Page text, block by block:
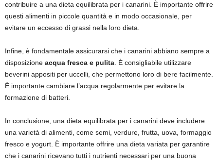
contribuire a una dieta equilibrata per i canarini. È importante offrire
questi alimenti in piccole quantità e in modo occasionale, per
evitare un eccesso di grassi nella loro dieta.
Infine, è fondamentale assicurarsi che i canarini abbiano sempre a
disposizione acqua fresca e pulita . È consigliabile utilizzare
beverini appositi per uccelli, che permettono loro di bere facilmente.
È importante cambiare l’acqua regolarmente per evitare la
formazione di batteri.
In conclusione, una dieta equilibrata per i canarini deve includere
una varietà di alimenti, come semi, verdure, frutta, uova, formaggio
fresco e yogurt. È importante offrire una dieta variata per garantire
che i canarini ricevano tutti i nutrienti necessari per una buona